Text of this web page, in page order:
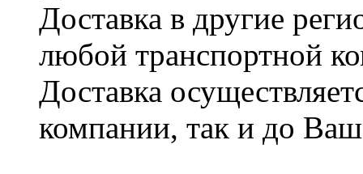
Доставка в другие
любой транспортной
Доставка
компании, так и до